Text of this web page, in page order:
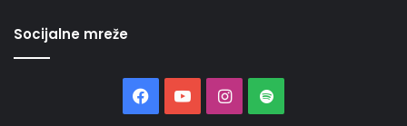
Socijalne mreže
Facebook
YouTubeInstagram
Spotify